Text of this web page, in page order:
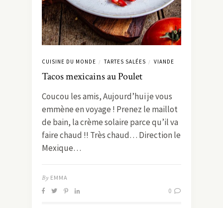
CUISINE DU MONDE / TARTES SALÉES / VIANDE
Tacos mexicains au Poulet
Coucou les amis, Aujourd’hui je vous
emmène en voyage ! Prenez le maillot
de bain, la crème solaire parce qu’il va
faire chaud !! Très chaud… Direction le
Mexique…
By EMMA
0